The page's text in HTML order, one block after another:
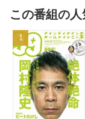
この番組の